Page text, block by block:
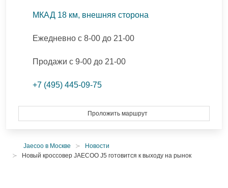
МКАД 18 км, внешняя сторона
Ежедневно с 8-00 до 21-00
Продажи с 9-00 до 21-00
+7 (495) 445-09-75
Проложить маршрут
Jaecoo в Москве
Новости
Новый кроссовер JAECOO J5 готовится к выходу на рынок